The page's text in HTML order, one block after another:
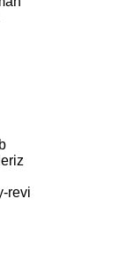
revi